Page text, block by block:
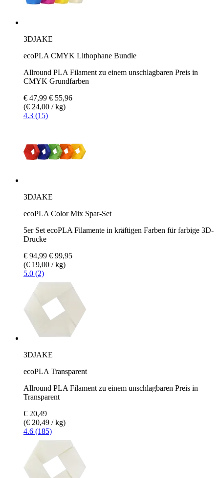
3DJAKE
ecoPLA CMYK Lithophane Bundle
Allround PLA Filament zu einem unschlagbaren Preis in
CMYK Grundfarben
€ 47,99 € 55,96
(€ 24,00 / kg)
4.3 (15)
3DJAKE
ecoPLA Color Mix Spar-Set
5er Set ecoPLA Filamente in kräftigen Farben für farbige 3D-
Drucke
€ 94,99 € 99,95
(€ 19,00 / kg)
5.0 (2)
3DJAKE
ecoPLA Transparent
Allround PLA Filament zu einem unschlagbaren Preis in
Transparent
€ 20,49
(€ 20,49 / kg)
4.6 (185)